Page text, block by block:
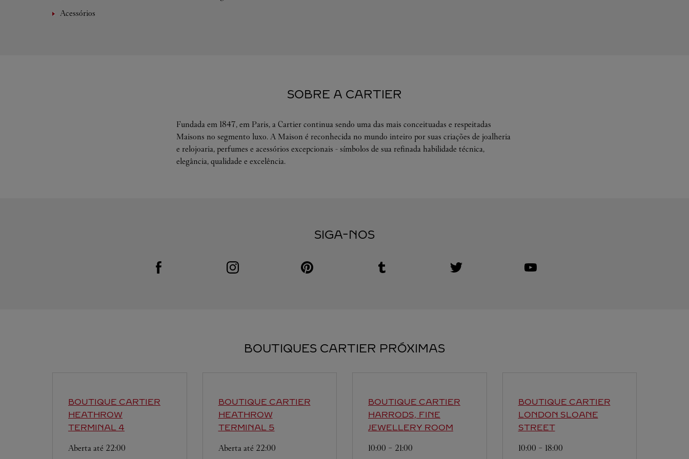
Acessórios
SOBRE A CARTIER
Fundada em 1847, em Paris, a Cartier continua sendo uma das mais conceituadas e respeitadas
Maisons no segmento luxo. A Maison é reconhecida no mundo inteiro por suas criações de joalheria
e relojoaria, perfumes e acessórios excepcionais - símbolos de sua refinada habilidade técnica,
elegância, qualidade e excelência.
SIGA-NOS
Visit us on Facebook
Link Opens in New Tab Visit us on Instagram
Link Opens in New Tab Visit us on Pinterest
Link Opens in New Tab Visit us on Tumblr
Link Opens in New Tab Visit us on Twitter
Link Opens in New Tab
BOUTIQUES CARTIER PRÓXIMAS
BOUTIQUE CARTIER
HEATHROW
TERMINAL 4
Aberta até 22:00
BOUTIQUE CARTIER
HEATHROW
TERMINAL 5
Aberta até 22:00
BOUTIQUE CARTIER
HARRODS, FINE
JEWELLERY ROOM
10:00 - 21:00
BOUTIQUE CARTIER
LONDON SLOANE
STREET
10:00 - 18:00